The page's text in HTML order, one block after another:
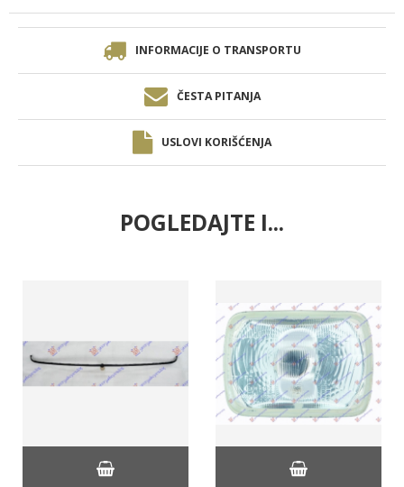
INFORMACIJE O TRANSPORTU
ČESTA PITANJA
USLOVI KORIŠĆENJA
POGLEDAJTE I...